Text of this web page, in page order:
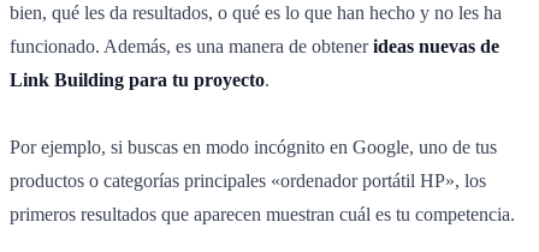
bien, qué les da resultados, o qué es lo que han hecho y no les ha
funcionado. Además, es una manera de obtenerideas nuevas de
Link Building para tu proyecto.
Por ejemplo, si buscas en modo incógnito en Google, uno de tus
productos o categorías principales «ordenador portátil HP», los
primeros resultados que aparecen muestran cuál es tu competencia.